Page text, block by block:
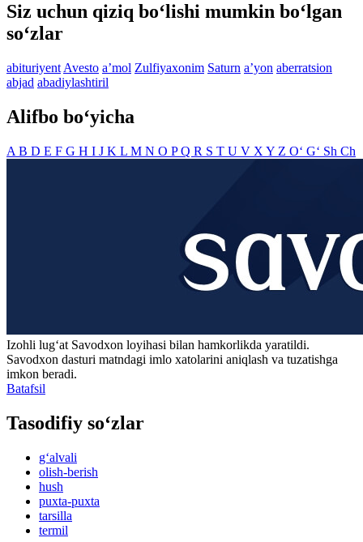
Siz uchun qiziq bo‘lishi mumkin bo‘lgan
so‘zlar
abituriyent Avesto aʼmol Zulfiyaxonim Saturn aʼyon aberratsion
abjad abadiylashtiril
Alifbo bo‘yicha
A B D E F G H I J K L M N O PQ R S T U V X Y Z O‘ G‘ Sh Ch
Izohli lugʻat Savodxon loyihasi bilan hamkorlikda yaratildi.
Savodxon dasturi matndagi imlo xatolarini aniqlash va tuzatishga
imkon beradi.
Batafsil
Tasodifiy so‘zlar
g‘alvali
olish-berish
hush
puxta-puxta
tarsilla
termil